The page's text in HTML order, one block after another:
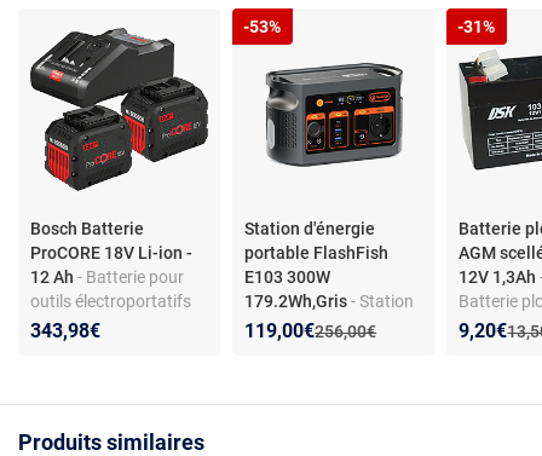
Bosch Batterie
ProCORE 18V Li-ion -
12 Ah - Batterie pour
outils électroportatifs
18 V - Série ProCORE -
performance et
343,98€
Station d'énergie
portable FlashFish
E103 300W
179.2Wh,Gris- Station
d'énergie portable
Ancien prix :
256,00€
Nouveau prix :
119,00€
Réduction de :
-53%
Batterie
AGM
12V 1,3Ah
Batterie
AGM
Nouveau
9,20€
-31%
Produits similaires